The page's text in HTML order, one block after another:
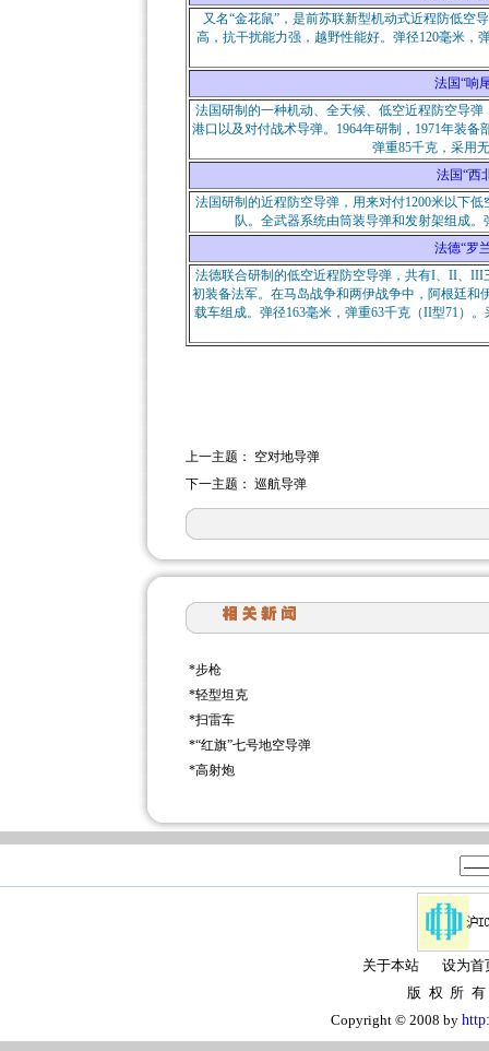
又名“金花鼠”，是前苏联新型机动式近程防低空
高，抗干扰能力强，越野性能好。弹径120毫米，
法国“响
法国研制的一种机动、全天候、低空近程防空导
港口以及对付战术导弹。1964年研制，1971年装
弹重85千克，采用
法国“西
法国研制的近程防空导弹，用来对付1200米以下
队。全武器系统由筒装导弹和发射架组成
法德“罗
法德联合研制的低空近程防空导弹，共有I、II、III
初装备法军。在马岛战争和两伊战争中，阿根廷
载车组成。弹径163毫米，弹重63千克（II型71）
上一主题： 空对地导弹
下一主题： 巡航导弹
*步枪
*轻型坦克
*扫雷车
*“红旗”七号地空导弹
*高射炮